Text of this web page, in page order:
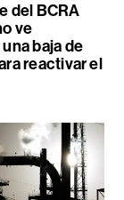
del BCRA
ve
baja de
reactivar el